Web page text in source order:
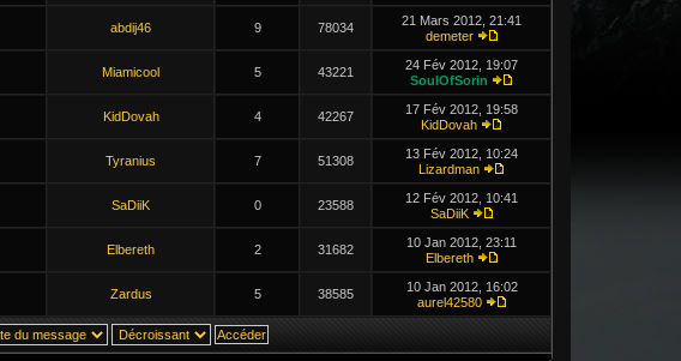
abdij46 9 78034
21 Mars 2012, 21:41
demeter
Miamicool 5 43221
24 Fév 2012, 19:07
SoulOfSorin
KidDovah 4 42267
17 Fév 2012, 19:58
KidDovah
Tyranius 7 51308
13 Fév 2012, 10:24
Lizardman
SaDiiK 0 23588
12 Fév 2012, 10:41
SaDiiK
Elbereth 2 31682
10 Jan 2012, 23:11
Elbereth
Zardus 5 38585
10 Jan 2012, 16:02
aurel42580